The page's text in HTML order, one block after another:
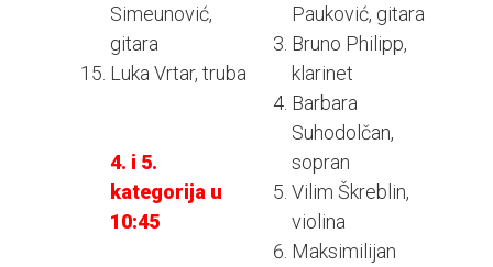
Simeunović,
gitara
Luka Vrtar, truba
4. i 5.
kategorija u
10:45
Pauković, gitara
Bruno Philipp,
klarinet
Barbara
Suhodolčan,
sopran
Vilim Škreblin,
violina
Maksimilijan